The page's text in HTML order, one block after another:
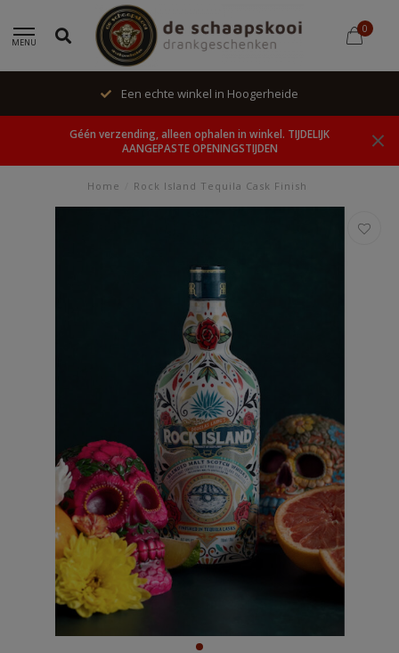
MENU
0
Een echte winkel in Hoogerheide
Géén verzending, alleen ophalen in winkel. TIJDELIJK
AANGEPASTE OPENINGSTIJDEN
Home Rock Island Tequila Cask Finish